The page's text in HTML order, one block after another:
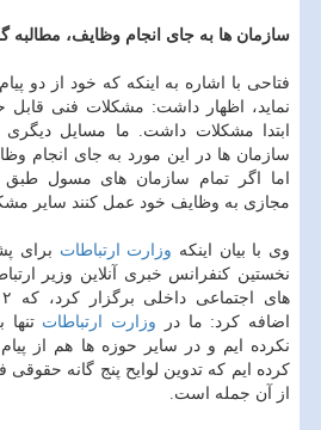
سازمان ها به جای انجام وظایف، مطالبه
فتاحی با اشاره به اینكه كه خود از دو
نماید، اظهار داشت: مشكلات فنی قابل
ابتدا مشكلات داشت. ما مسایل دیگری
سازمان ها در این مورد به جای انجام
اما اگر تمام سازمان های مسول
مجازی به وظایف خود عمل كنند سایر
وی با بیان اینكه وزارت ارتباطات برای
نخستین كنفرانس خبری آنلاین وزیر
اضافه كرد: ما در وزارت ارتباطات
نكرده ایم و در سایر حوزه ها هم از
كرده ایم كه تدوین لوایح پنج گانه حقوقی
از آن جمله است.